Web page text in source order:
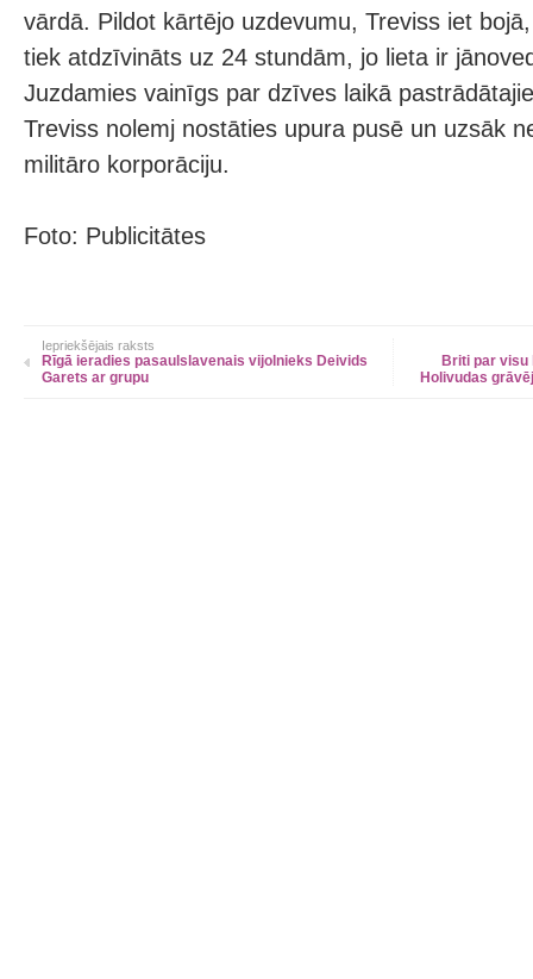
vārdā. Pildot kārtējo uzdevumu, Treviss iet
tiek atdzīvināts uz 24 stundām, jo lieta ir
Juzdamies vainīgs par dzīves laikā
Treviss nolemj nostāties upura pusē un uzsāk
militāro korporāciju.
Foto: Publicitātes
Iepriekšējais raksts
Rīgā ieradies pasaulslavenais vijolnieks Deivids
Garets ar grupu
Briti par visu
Holivudas